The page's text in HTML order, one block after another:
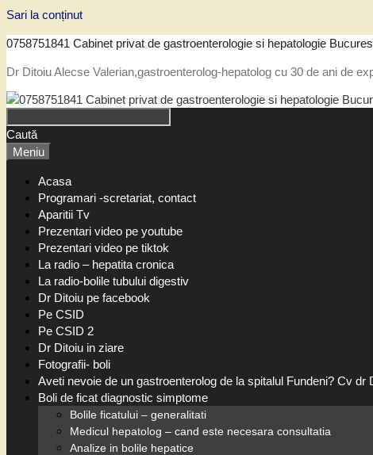
Sari la conținut
0758751841 Cabinet privat de gastroenterologie si hepatologie
Dr Ditoiu Alecse Valerian,gastroenterolog-hepatolog cu 30 de ani de
Caută
Meniu
Acasa
Programari -scretariat, contact
Aparitii Tv
Prezentari video pe youtube
Prezentari video pe tiktok
La radio – hepatita cronica
La radio-bolile tubului digestiv
Dr Ditoiu pe facebook
Pe CSID
Pe CSID 2
Dr Ditoiu in ziare
Fotografii- boli
Aveti nevoie de un gastroenterolog de la spitalul Fundeni? Cv dr
Boli de ficat diagnostic simptome
Bolile ficatului – generalitati
Medicul hepatolog – cand este necesara consultatia
Analize in bolile hepatice